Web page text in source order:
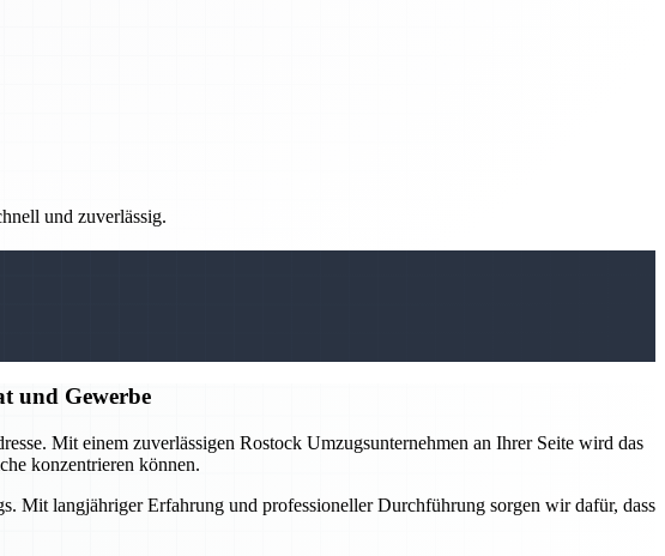
und zuverlässig.
und Gewerbe
Mit einem zuverlässigen Rostock Umzugsunternehmen an Ihrer Seite wird das
konzentrieren können.
Mit langjähriger Erfahrung und professioneller Durchführung sorgen wir dafür, dass